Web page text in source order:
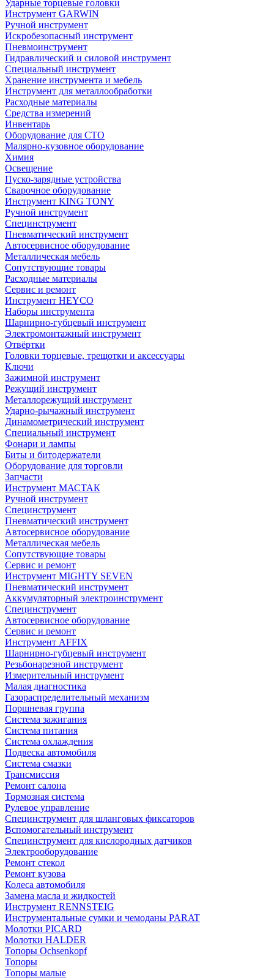
Ударные торцевые головки
Инструмент GARWIN
Ручной инструмент
Искробезопасный инструмент
Пневмоинструмент
Гидравлический и силовой инструмент
Специальный инструмент
Хранение инструмента и мебель
Инструмент для металлообработки
Расходные материалы
Средства измерений
Инвентарь
Оборудование для СТО
Малярно-кузовное оборудование
Химия
Освещение
Пуско-зарядные устройства
Сварочное оборудование
Инструмент KING TONY
Ручной инструмент
Специнструмент
Пневматический инструмент
Автосервисное оборудование
Металлическая мебель
Сопутствующие товары
Расходные материалы
Сервис и ремонт
Инструмент HEYCO
Наборы инструмента
Шарнирно-губцевый инструмент
Электромонтажный инструмент
Отвёртки
Головки торцевые, трещотки и аксессуары
Ключи
Зажимной инструмент
Режущий инструмент
Металлорежущий инструмент
Ударно-рычажный инструмент
Динамометрический инструмент
Специальный инструмент
Фонари и лампы
Биты и битодержатели
Оборудование для торговли
Запчасти
Инструмент МАСТАК
Ручной инструмент
Специнструмент
Пневматический инструмент
Автосервисное оборудование
Металлическая мебель
Сопутствующие товары
Сервис и ремонт
Инструмент MIGHTY SEVEN
Пневматический инструмент
Аккумуляторный электроинструмент
Специнструмент
Автосервисное оборудование
Сервис и ремонт
Инструмент AFFIX
Шарнирно-губцевый инструмент
Резьбонарезной инструмент
Измерительный инструмент
Малая диагностика
Газораспределительный механизм
Поршневая группа
Система зажигания
Система питания
Система охлаждения
Подвеска автомобиля
Система смазки
Трансмиссия
Ремонт салона
Тормозная система
Рулевое управление
Специнструмент для шланговых фиксаторов
Вспомогательный инструмент
Специнструмент для кислородных датчиков
Электрооборудование
Ремонт стекол
Ремонт кузова
Колеса автомобиля
Замена масла и жидкостей
Инструмент RENNSTEIG
Инструментальные сумки и чемоданы PARAT
Молотки PICARD
Молотки HALDER
Топоры Ochsenkopf
Топоры
Топоры малые